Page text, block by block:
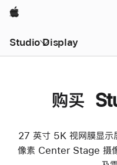
Apple
Studio Display
购买
27 英寸 5K 视网膜显示
像素 Center Stage 摄像